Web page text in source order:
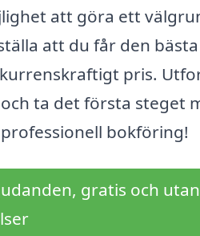
att göra ett
att du får den
pris.
ta det första steget
bokföring!
gratis och utan